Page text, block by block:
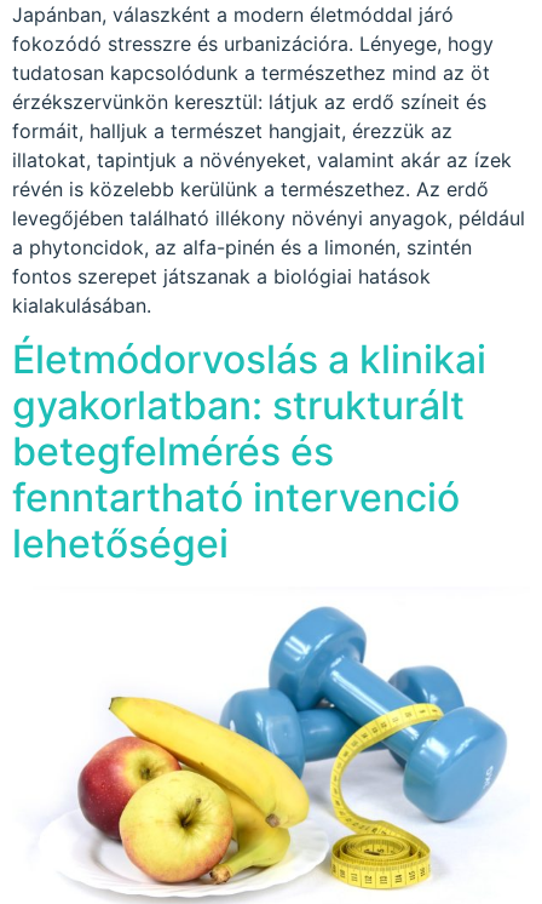
Japánban, válaszként a modern életmóddal járó
fokozódó stresszre és urbanizációra. Lényege, hogy
tudatosan kapcsolódunk a természethez mind az öt
érzékszervünkön keresztül: látjuk az erdő színeit és
formáit, halljuk a természet hangjait, érezzük az
illatokat, tapintjuk a növényeket, valamint akár az ízek
révén is közelebb kerülünk a természethez. Az erdő
levegőjében található illékony növényi anyagok, például
a phytoncidok, az alfa-pinén és a limonén, szintén
fontos szerepet játszanak a biológiai hatások
kialakulásában.
Életmódorvoslás a klinikai
gyakorlatban: strukturált
betegfelmérés és
fenntartható intervenció
lehetőségei